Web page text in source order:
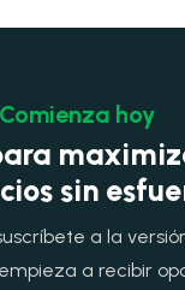
Comienza hoy
sin
a la
empieza a recibir